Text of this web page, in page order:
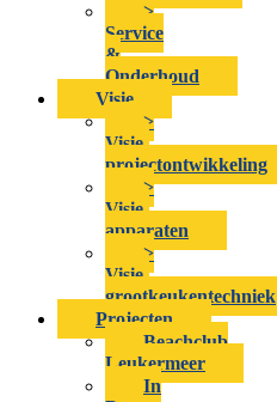
>
Service
&
Onderhoud
Visie
>
Visie-
projectontwikkeling
>
Visie-
apparaten
>
Visie-
grootkeukentechniek
Projecten
Beachclub
Leukermeer
In